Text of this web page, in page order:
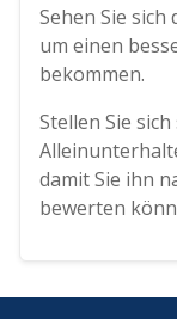
Sehen Sie
um einen
bekommen.
Stellen Sie
damit Sie ihn
bewerten